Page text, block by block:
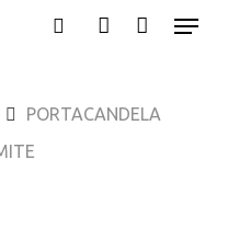
Menu
PORTACANDELA